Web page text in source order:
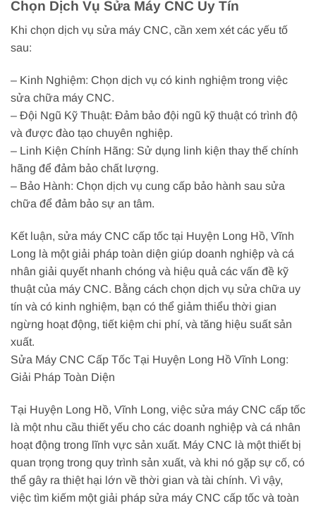
Chọn Dịch Vụ Sửa Máy CNC Uy Tín
Khi chọn dịch vụ sửa máy CNC, cần xem xét các yếu tố
sau:
– Kinh Nghiệm: Chọn dịch vụ có kinh nghiệm trong việc
sửa chữa máy CNC.
– Đội Ngũ Kỹ Thuật: Đảm bảo đội ngũ kỹ thuật có trình độ
và được đào tạo chuyên nghiệp.
– Linh Kiện Chính Hãng: Sử dụng linh kiện thay thế chính
hãng để đảm bảo chất lượng.
– Bảo Hành: Chọn dịch vụ cung cấp bảo hành sau sửa
chữa để đảm bảo sự an tâm.
Kết luận, sửa máy CNC cấp tốc tại Huyện Long Hồ, Vĩnh
Long là một giải pháp toàn diện giúp doanh nghiệp và cá
nhân giải quyết nhanh chóng và hiệu quả các vấn đề kỹ
thuật của máy CNC. Bằng cách chọn dịch vụ sửa chữa uy
tín và có kinh nghiệm, bạn có thể giảm thiểu thời gian
ngừng hoạt động, tiết kiệm chi phí, và tăng hiệu suất sản
xuất.
Sửa Máy CNC Cấp Tốc Tại Huyện Long Hồ Vĩnh Long:
Giải Pháp Toàn Diện
Tại Huyện Long Hồ, Vĩnh Long, việc sửa máy CNC cấp tốc
là một nhu cầu thiết yếu cho các doanh nghiệp và cá nhân
hoạt động trong lĩnh vực sản xuất. Máy CNC là một thiết bị
quan trọng trong quy trình sản xuất, và khi nó gặp sự cố, có
thể gây ra thiệt hại lớn về thời gian và tài chính. Vì vậy,
việc tìm kiếm một giải pháp sửa máy CNC cấp tốc và toàn